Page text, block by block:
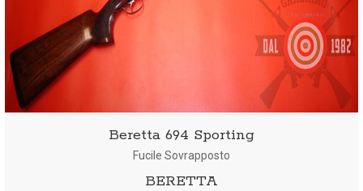
Beretta 694 Sporting
Fucile Sovrapposto
BERETTA